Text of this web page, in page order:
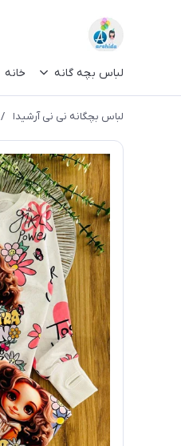
لباس بچه گانه خانه
لباس بچگانه نی نی آرشیدا /